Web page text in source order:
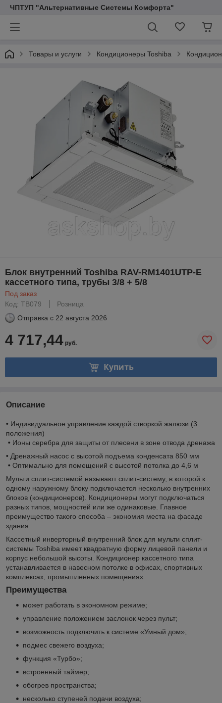
ЧПТУП "Альтернативные Системы Комфорта"
Товары и услуги Кондиционеры Toshiba
Блок внутренний Toshiba RAV-RM1401UTP-E
кассетного типа, трубы 3/8 + 5/8
Под заказ
Код: TB079
Розница
Отправка с 22 августа 2026
4 717,44 руб.
Купить
Описание
• Индивидуальное управление каждой створкой жалюзи (3
положения)
• Ионы серебра для защиты от плесени в зоне отвода дренажа
• Дренажный насос с высотой подъема конденсата 850 мм
• Оптимально для помещений с высотой потолка до 4,6 м
Мульти сплит-системой называют сплит-систему, в которой к
одному наружному блоку подключается несколько внутренних
блоков (кондиционеров). Кондиционеры могут подключаться
разных типов, мощностей или же одинаковые. Главное
преимущество такого способа – экономия места на фасаде
здания.
Кассетный инверторный внутренний блок для мульти сплит-
системы Toshiba имеет квадратную форму лицевой панели и
корпус небольшой высоты. Кондиционер кассетного типа
устанавливается в навесном потолке в офисах, спортивных
комплексах, промышленных помещениях.
Преимущества
может работать в экономном режиме;
управление положением заслонок через пульт;
возможность подключить к системе «Умный дом»;
подмес свежего воздуха;
функция «Турбо»;
встроенный таймер;
обогрев пространства;
несколько ступеней подачи воздуха;